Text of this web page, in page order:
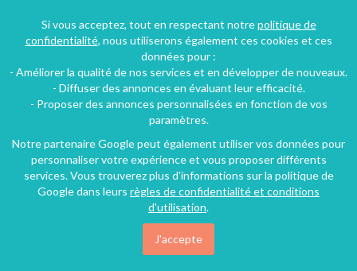
Si vous acceptez, tout en respectant notrepolitique de
confidentialité, nous utiliserons également ces cookies et ces
données pour :
- Améliorer la qualité de nos services et en développer de nouveaux.
- Diffuser des annonces en évaluant leur efficacité.
- Proposer des annonces personnalisées en fonction de vos
paramètres.
Notre partenaire Google peut également utiliser vos données pour
personnaliser votre expérience et vous proposer différents
services. Vous trouverez plus d'informations sur la politique de
Google dans leurs règles de confidentialité et conditions
d'utilisation.
J'accepte